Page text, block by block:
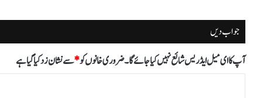
جواب دیں
آپ کا ای میل ایڈریس شائع نہیں کیا جائے گا۔ضروری خانوں کو*سے نشان زد کیا گیا ہے